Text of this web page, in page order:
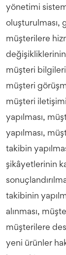
yönetimi
oluşturulması,
müşterilere
müşteri
müşteri
müşteri
yapılması,
yapılması,
takibin
şikâyetlerinin
takibinin
alınması,
müşterilere
yeni ürünler